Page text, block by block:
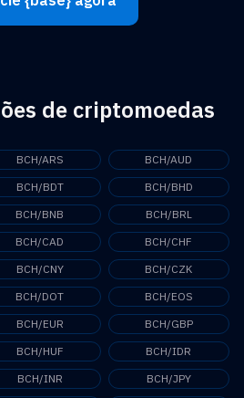
de criptomoedas
BCH/ARS
BCH/AUD
BCH/BDT
BCH/BHD
BCH/BNB
BCH/BRL
BCH/CAD
BCH/CHF
BCH/CNY
BCH/CZK
BCH/DOT
BCH/EOS
BCH/EUR
BCH/GBP
BCH/HUF
BCH/IDR
BCH/INR
BCH/JPY